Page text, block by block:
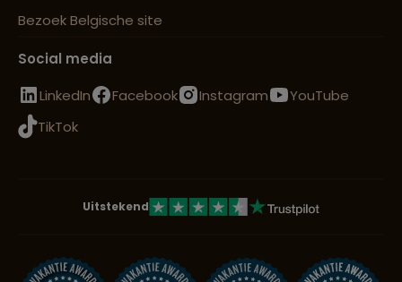
Bezoek Belgische site
Social media
LinkedIn
Facebook Instagram
YouTube
TikTok
Uitstekend